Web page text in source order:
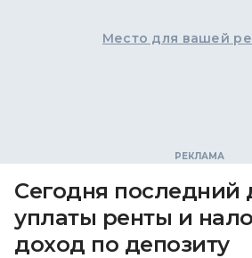
Место для вашей
Сегодня последний
уплаты ренты и
доход по депозиту